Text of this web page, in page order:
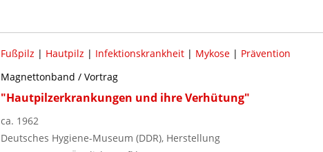
Fußpilz | Hautpilz | Infektionskrankheit| Mykose| Prävention
Magnettonband / Vortrag
"Hautpilzerkrankungen und ihre Verhütung"
ca. 1962
Deutsches Hygiene-Museum (DDR), Herstellung